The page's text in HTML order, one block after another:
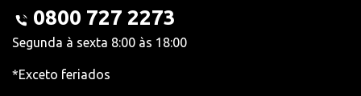
0800 727 2273
Segunda à sexta 8:00 às 18:00
*Exceto feriados